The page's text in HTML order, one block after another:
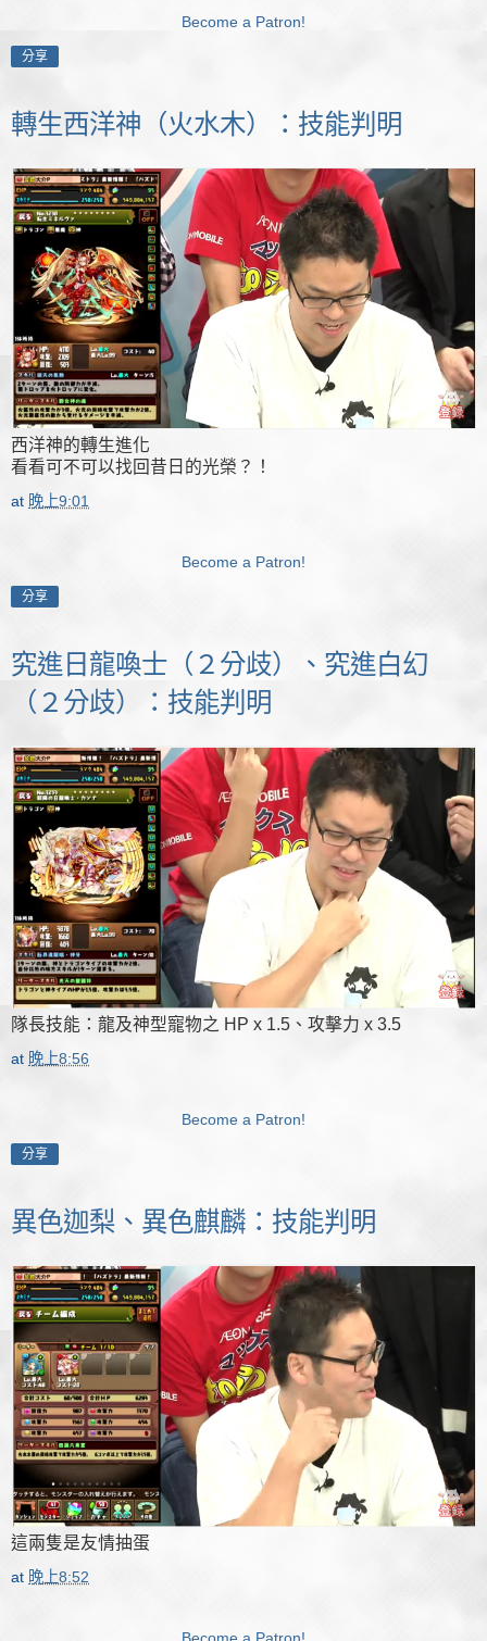
Become a Patron!
分享
轉生西洋神（火水木）：技能判明
西洋神的轉生進化
看看可不可以找回昔日的光榮？！
at 晚上9:01
Become a Patron!
分享
究進日龍喚士（２分歧）、究進白幻
（２分歧）：技能判明
隊長技能：龍及神型寵物之 HP x 1.5、攻擊力 x 3.5
at 晚上8:56
Become a Patron!
分享
異色迦梨、異色麒麟：技能判明
這兩隻是友情抽蛋
at 晚上8:52
Become a Patron!